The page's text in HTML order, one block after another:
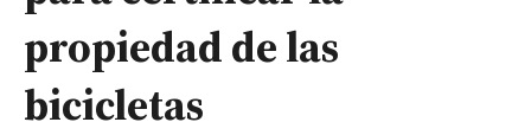
propiedad de las
bicicletas